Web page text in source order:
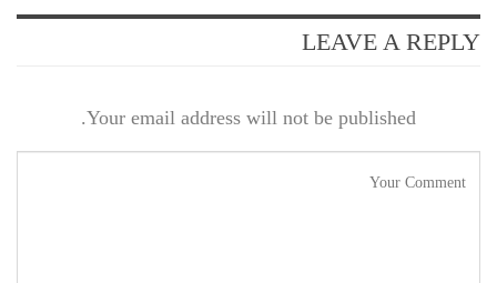
LEAVE A REPLY
Your email address will not be published.